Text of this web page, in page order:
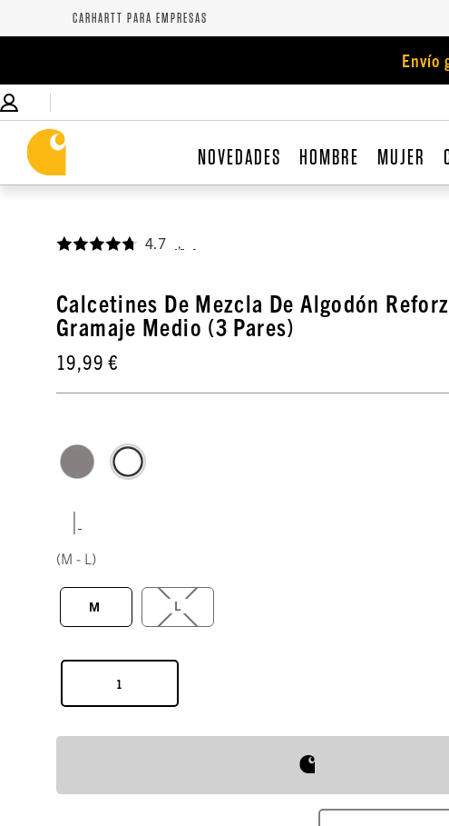
CARHARTT PARA EMPRESAS
Envío
NOVEDADES HOMBRE MUJER
4.7
Calcetines De Mezcla De Algodón
Gramaje Medio (3 Pares)
19,99 €
|
(M - L)
M L